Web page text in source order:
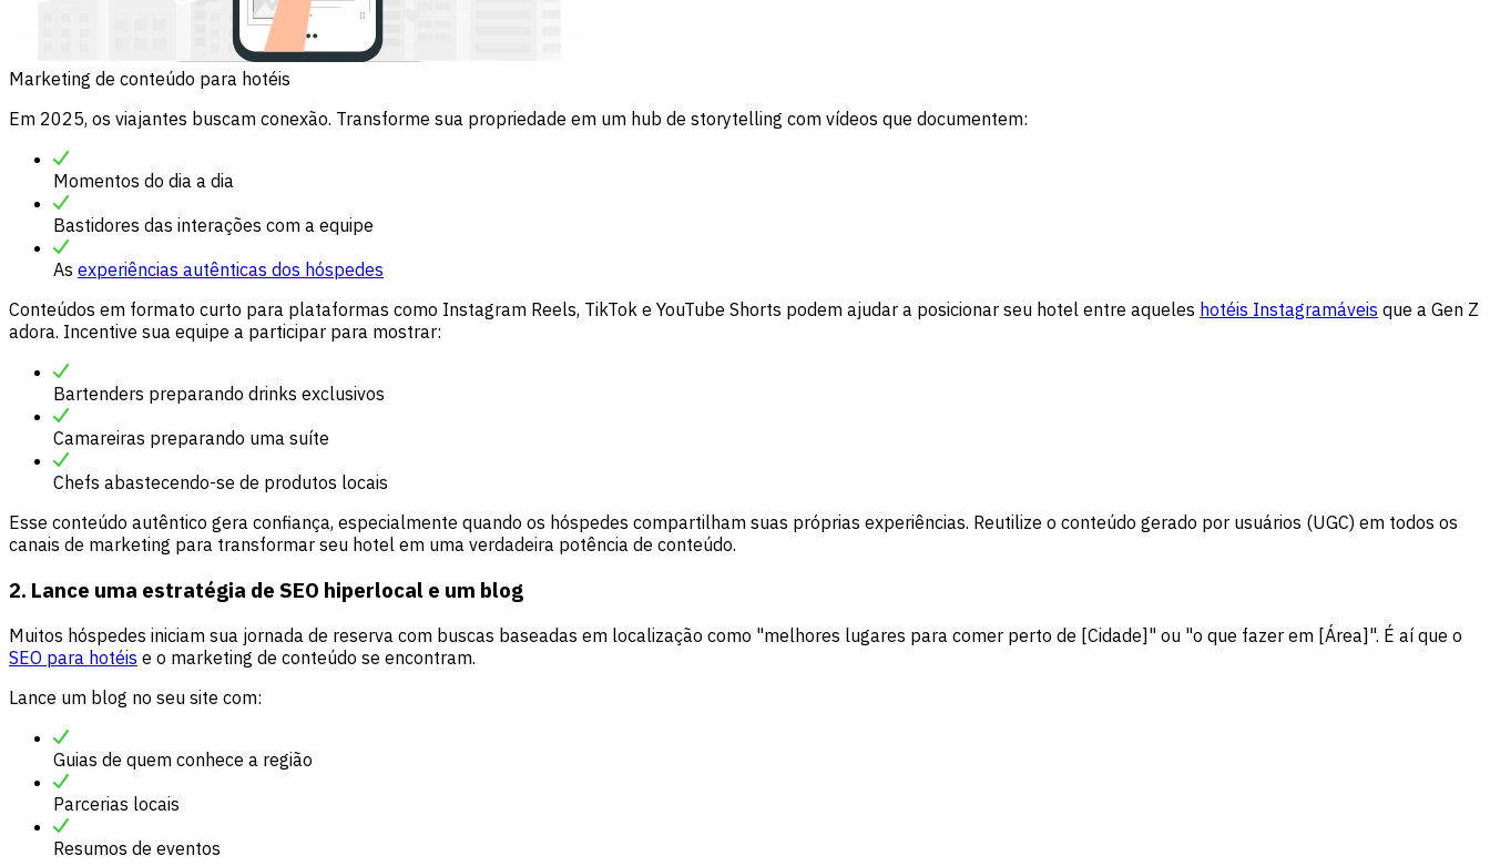
Marketing de conteúdo para hotéis
Em 2025, os viajantes buscam conexão. Transforme sua propriedade em um hub de storytelling com vídeos que documentem:
Momentos do dia a dia
Bastidores das interações com a equipe
As experiências autênticas dos hóspedes
Conteúdos em formato curto para plataformas como Instagram Reels, TikTok e YouTube Shorts podem ajudar a posicionar seu hotel entre aqueles hotéis Instagramáveis que a Gen Z
adora. Incentive sua equipe a participar para mostrar:
Bartenders preparando drinks exclusivos
Camareiras preparando uma suíte
Chefs abastecendo-se de produtos locais
Esse conteúdo autêntico gera confiança, especialmente quando os hóspedes compartilham suas próprias experiências. Reutilize o conteúdo gerado por usuários (UGC) em todos os
canais de marketing para transformar seu hotel em uma verdadeira potência de conteúdo.
2. Lance uma estratégia de SEO hiperlocal e um blog
Muitos hóspedes iniciam sua jornada de reserva com buscas baseadas em localização como "melhores lugares para comer perto de [Cidade]" ou "o que fazer em [Área]". É aí que o
SEO para hotéis e o marketing de conteúdo se encontram.
Lance um blog no seu site com:
Guias de quem conhece a região
Parcerias locais
Resumos de eventos